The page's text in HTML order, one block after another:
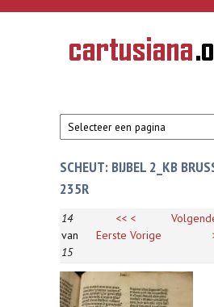
Overslaan en naar de inhoud gaan
Geschiedenis
van de
SCHEUT: BIJBEL 2_KB
235R
14
van
15
<<
Eerste
<
Vorige